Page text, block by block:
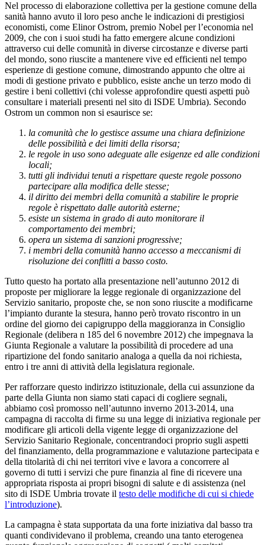
Nel processo di elaborazione collettiva per la gestione comune della
sanità hanno avuto il loro peso anche le indicazioni di prestigiosi
economisti, come Elinor Ostrom, premio Nobel per l’economia nel
2009, che con i suoi studi ha fatto emergere alcune condizioni
attraverso cui delle comunità in diverse circostanze e diverse parti
del mondo, sono riuscite a mantenere vive ed efficienti nel tempo
esperienze di gestione comune, dimostrando appunto che oltre ai
modi di gestione privato e pubblico, esiste anche un terzo modo di
gestire i beni collettivi (chi volesse approfondire questi aspetti può
consultare i materiali presenti nel sito di ISDE Umbria). Secondo
Ostrom un common non si esaurisce se:
la comunità che lo gestisce assume una chiara definizione
delle possibilità e dei limiti della risorsa;
le regole in uso sono adeguate alle esigenze ed alle condizioni
locali;
tutti gli individui tenuti a rispettare queste regole possono
partecipare alla modifica delle stesse;
il diritto dei membri della comunità a stabilire le proprie
regole è rispettato dalle autorità esterne;
esiste un sistema in grado di auto monitorare il
comportamento dei membri;
opera un sistema di sanzioni progressive;
i membri della comunità hanno accesso a meccanismi di
risoluzione dei conflitti a basso costo.
Tutto questo ha portato alla presentazione nell’autunno 2012 di
proposte per migliorare la legge regionale di organizzazione del
Servizio sanitario, proposte che, se non sono riuscite a modificarne
l’impianto durante la stesura, hanno però trovato riscontro in un
ordine del giorno dei capigruppo della maggioranza in Consiglio
Regionale (delibera n 185 del 6 novembre 2012) che impegnava la
Giunta Regionale a valutare la possibilità di procedere ad una
ripartizione del fondo sanitario analoga a quella da noi richiesta,
entro i tre anni di attività della legislatura regionale.
Per rafforzare questo indirizzo istituzionale, della cui assunzione da
parte della Giunta non siamo stati capaci di cogliere segnali,
abbiamo così promosso nell’autunno inverno 2013-2014, una
campagna di raccolta di firme su una legge di iniziativa regionale per
modificare gli articoli della vigente legge di organizzazione del
Servizio Sanitario Regionale, concentrandoci proprio sugli aspetti
del finanziamento, della programmazione e valutazione partecipata e
della titolarità di chi nei territori vive e lavora a concorrere al
governo di tutti i servizi che pure finanzia al fine di ricevere una
appropriata risposta ai propri bisogni di salute e di assistenza (nel
sito di ISDE Umbria trovate il testo delle modifiche di cui si chiede
l’introduzione).
La campagna è stata supportata da una forte iniziativa dal basso tra
quanti condividevano il problema, creando una tanto eterogenea